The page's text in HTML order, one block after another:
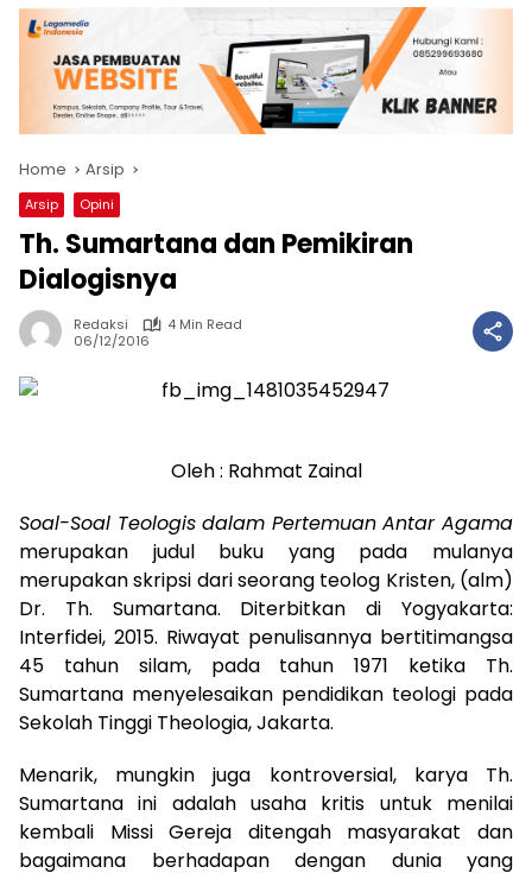
Home Arsip
Arsip Opini
Th. Sumartana dan Pemikiran
Dialogisnya
Redaksi
4 Min Read
06/12/2016
Oleh : Rahmat Zainal
Soal-Soal Teologis dalam Pertemuan Antar Agama
merupakan judul buku yang pada mulanya
merupakan skripsi dari seorang teolog Kristen, (alm)
Dr. Th. Sumartana. Diterbitkan di Yogyakarta:
Interfidei, 2015. Riwayat penulisannya bertitimangsa
45 tahun silam, pada tahun 1971 ketika Th.
Sumartana menyelesaikan pendidikan teologi pada
Sekolah Tinggi Theologia, Jakarta.
Menarik, mungkin juga kontroversial, karya Th.
Sumartana ini adalah usaha kritis untuk menilai
kembali Missi Gereja ditengah masyarakat dan
bagaimana berhadapan dengan dunia yang